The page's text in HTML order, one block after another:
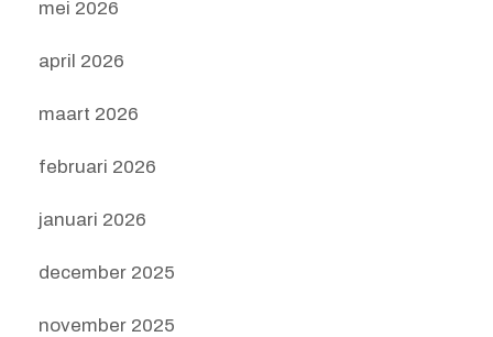
mei 2026
april 2026
maart 2026
februari 2026
januari 2026
december 2025
november 2025